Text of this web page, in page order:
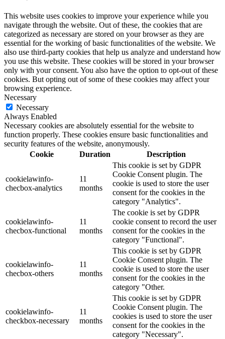
This website uses cookies to improve your experience while you
navigate through the website. Out of these, the cookies that are
categorized as necessary are stored on your browser as they are
essential for the working of basic functionalities of the website. We
also use third-party cookies that help us analyze and understand how
you use this website. These cookies will be stored in your browser
only with your consent. You also have the option to opt-out of these
cookies. But opting out of some of these cookies may affect your
browsing experience.
Necessary
Necessary
Always Enabled
Necessary cookies are absolutely essential for the website to
function properly. These cookies ensure basic functionalities and
security features of the website, anonymously.
Cookie
Duration Description
cookielawinfo-
checbox-analytics
11
months
This cookie is set by GDPR
Cookie Consent plugin. The
cookie is used to store the user
consent for the cookies in the
category "Analytics".
cookielawinfo-
checbox-functional
11
months
The cookie is set by GDPR
cookie consent to record the user
consent for the cookies in the
category "Functional".
cookielawinfo-
checbox-others
11
months
This cookie is set by GDPR
Cookie Consent plugin. The
cookie is used to store the user
consent for the cookies in the
category "Other.
cookielawinfo-
checkbox-necessary
11
months
This cookie is set by GDPR
Cookie Consent plugin. The
cookies is used to store the user
consent for the cookies in the
category "Necessary".